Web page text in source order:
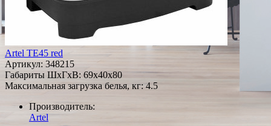
Artel TE45 red
Артикул: 348215
Габариты ШxГxВ: 69x40x80
Максимальная загрузка белья, кг: 4.5
Производитель:
Artel